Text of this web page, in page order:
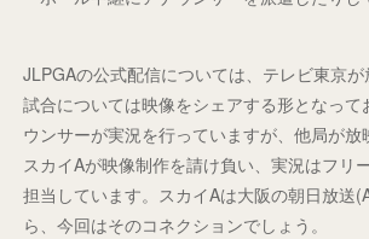
JLPGAの公式配信については、テレビ東京
試合については映像をシェアする形となって
ウンサーが実況を行っていますが、他局が放
スカイAが映像制作を請け負い、実況はフリ
担当しています。スカイAは大阪の朝日放送
ら、今回はそのコネクションでしょう。